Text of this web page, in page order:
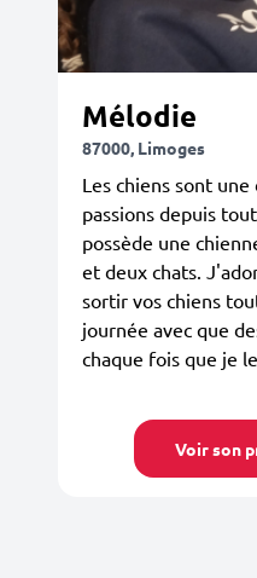
Mélodie
87000, Limoges
Les chiens sont une
passions depuis
possède une
et deux chats.
sortir vos chiens
journée avec que
chaque fois que je
Voir son